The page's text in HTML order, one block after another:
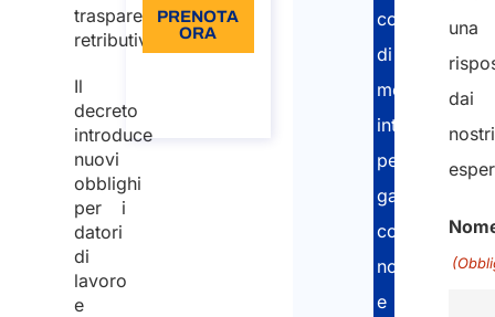
trasparenza
retributiva.
Il
decreto
introduce
nuovi
obblighi
per i
datori
di
lavoro
e
PRENOTA
ORA
contesti
di
mobilità
per
garantire
conformità
normativa
e
una
dai
nostri